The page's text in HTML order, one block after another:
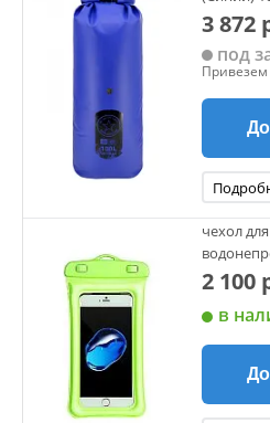
3 872
под
Привезем
чехол
2 100
в